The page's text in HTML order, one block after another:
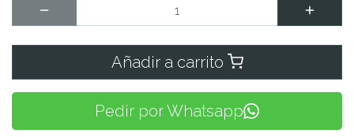
Añadir a carrito
Pedir por Whatsapp